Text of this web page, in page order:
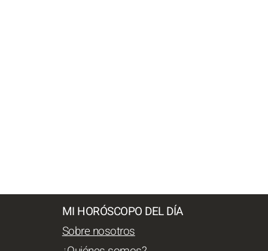
MI HORÓSCOPO DEL DÍA
Sobre nosotros